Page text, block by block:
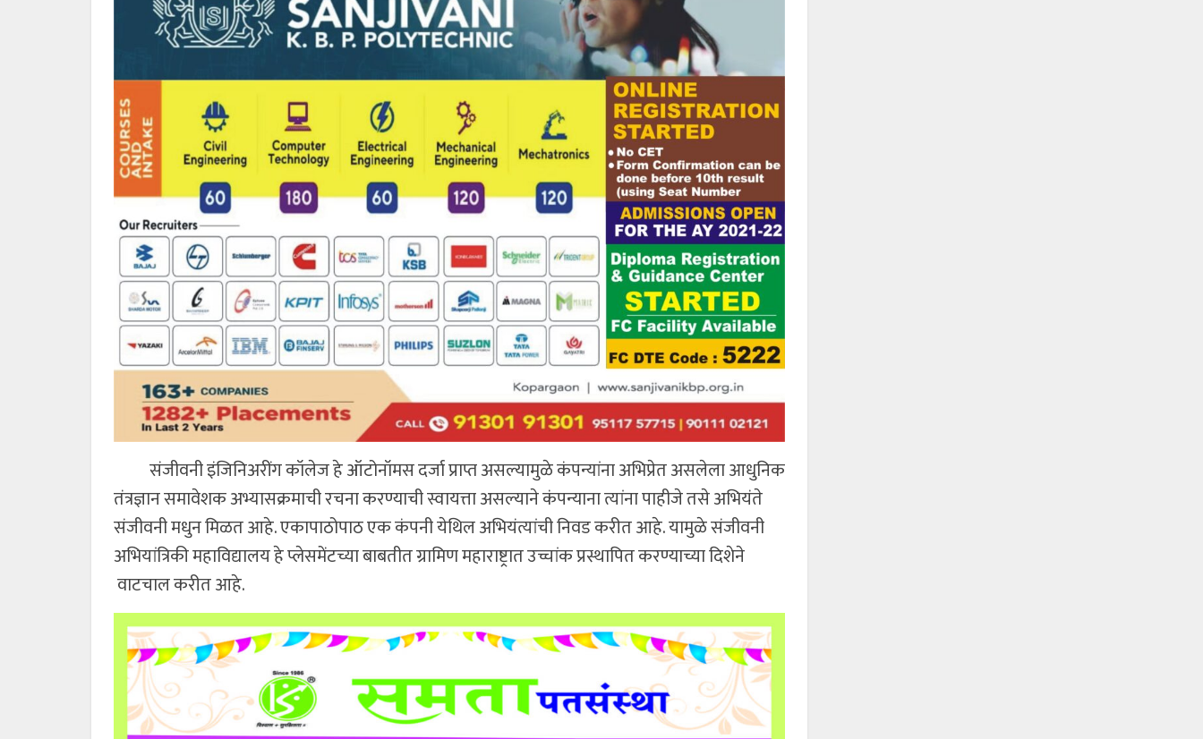
संजीवनी इंजिनिअरींग कॉलेज हे ऑटोनॉमस दर्जा प्राप्त असल्यामुळे कंपन्यांना अभिप्रेत असलेला आधुनिक
तंत्रज्ञान समावेशक अभ्यासक्रमाची रचना करण्याची स्वायत्ता असल्याने कंपन्याना त्यांना पाहीजे तसे अभियंते
संजीवनी मधुन मिळत आहे. एकापाठोपाठ एक कंपनी येथिल अभियंत्यांची निवड करीत आहे. यामुळे संजीवनी
अभियांत्रिकी महाविद्यालय हे प्लेसमेंटच्या बाबतीत ग्रामिण महाराष्ट्रात उच्चांक प्रस्थापित करण्याच्या दिशेने
वाटचाल करीत आहे.